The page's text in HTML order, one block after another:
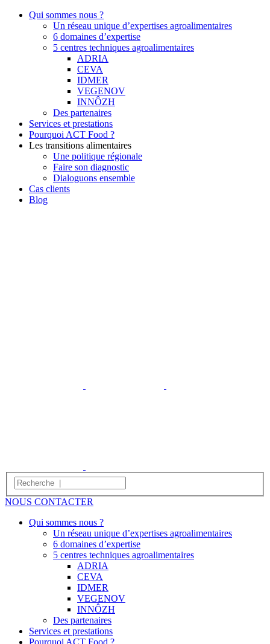
Qui sommes nous ?
Un réseau unique d’expertises agroalimentaires
6 domaines d’expertise
5 centres techniques agroalimentaires
ADRIA
CEVA
IDMER
VEGENOV
INNÔZH
Des partenaires
Services et prestations
Pourquoi ACT Food ?
Les transitions alimentaires
Une politique régionale
Faire son diagnostic
Dialoguons ensemble
Cas clients
Blog
NOUS CONTACTER
Qui sommes nous ?
Un réseau unique d’expertises agroalimentaires
6 domaines d’expertise
5 centres techniques agroalimentaires
ADRIA
CEVA
IDMER
VEGENOV
INNÔZH
Des partenaires
Services et prestations
Pourquoi ACT Food ?